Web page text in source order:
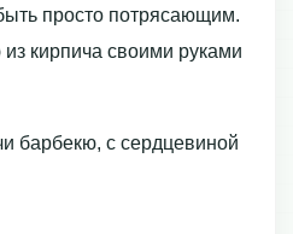
просто потрясающим.
кирпича своими руками
барбекю, с сердцевиной